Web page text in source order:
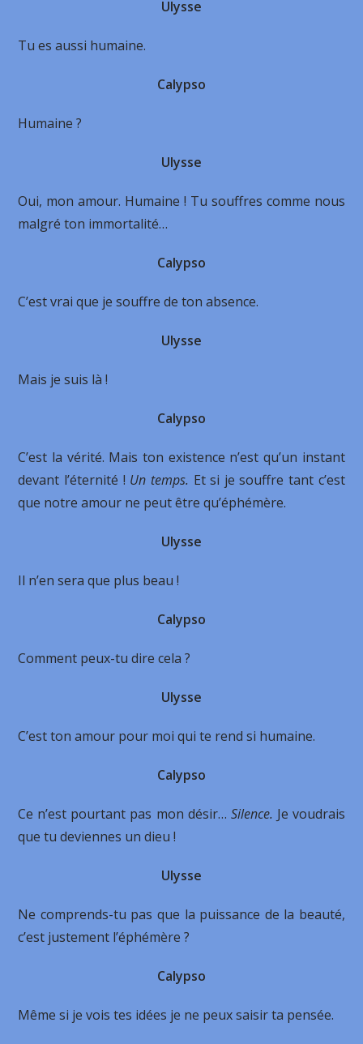
Ulysse
Tu es aussi humaine.
Calypso
Humaine ?
Ulysse
Oui, mon amour. Humaine ! Tu souffres comme nous
malgré ton immortalité…
Calypso
C’est vrai que je souffre de ton absence.
Ulysse
Mais je suis là !
Calypso
C’est la vérité. Mais ton existence n’est qu’un instant
devant l’éternité ! Un temps. Et si je souffre tant c’est
que notre amour ne peut être qu’éphémère.
Ulysse
Il n’en sera que plus beau !
Calypso
Comment peux-tu dire cela ?
Ulysse
C’est ton amour pour moi qui te rend si humaine.
Calypso
Ce n’est pourtant pas mon désir… Silence. Je voudrais
que tu deviennes un dieu !
Ulysse
Ne comprends-tu pas que la puissance de la beauté,
c’est justement l’éphémère ?
Calypso
Même si je vois tes idées je ne peux saisir ta pensée.